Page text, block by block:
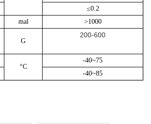
≤0.2
mal
>1000
G
200-600
°C
-40~75
-40~85